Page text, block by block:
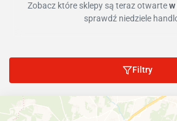
Zobacz które sklepy są teraz otwartew
sprawdź niedziele
Filtry